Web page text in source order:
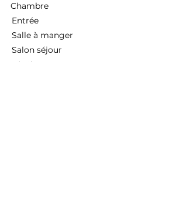
Chambre
Entrée
Salle à manger
Salon séjour
Hôtel restaurant